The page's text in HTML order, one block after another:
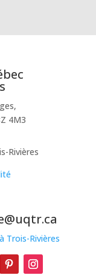
4M3
Rivières
Trois-Rivières